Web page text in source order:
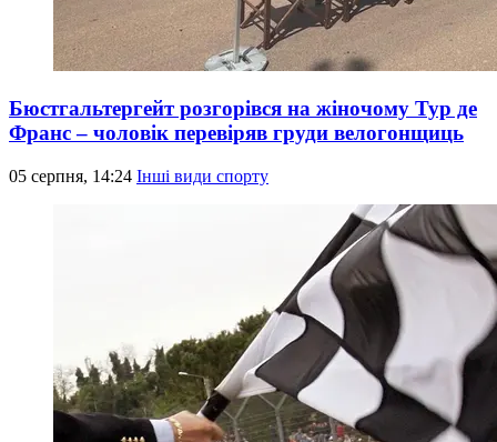
Бюстгальтергейт розгорівся на жіночому Тур де
Франс – чоловік перевіряв груди велогонщиць
05 серпня, 14:24 Інші види спорту